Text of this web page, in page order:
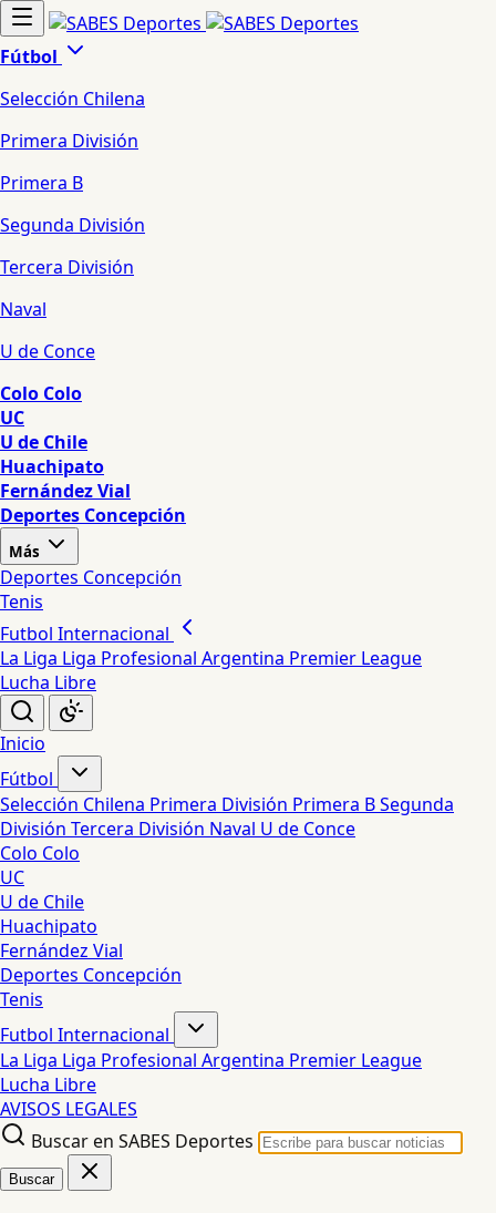
Fútbol
Selección Chilena
Primera División
Primera B
Segunda División
Tercera División
Naval
U de Conce
Colo Colo
UC
U de Chile
Huachipato
Fernández Vial
Deportes Concepción
Más
Deportes Concepción
Tenis
Futbol Internacional
La Liga Liga Profesional Argentina Premier League
Lucha Libre
Inicio
Fútbol
Selección Chilena Primera División Primera BSegunda
División Tercera División Naval U de Conce
Colo Colo
UC
U de Chile
Huachipato
Fernández Vial
Deportes Concepción
Tenis
Futbol Internacional
La Liga Liga Profesional Argentina Premier League
Lucha Libre
AVISOS LEGALES
Buscar en SABES Deportes
Buscar